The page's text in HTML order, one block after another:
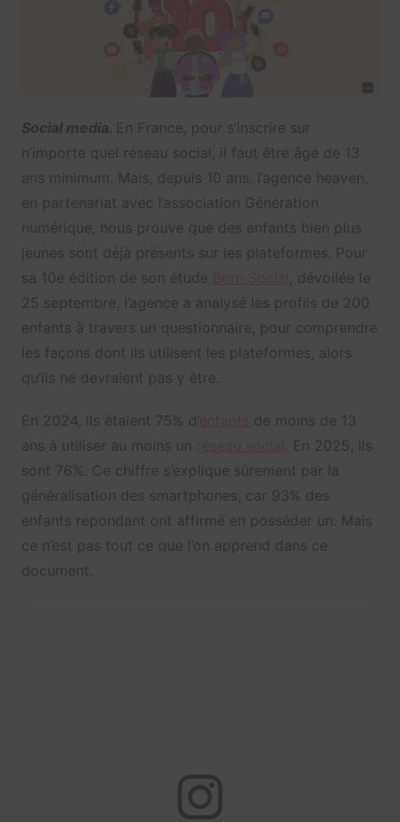
Social media. En France, pour s’inscrire sur
n’importe quel réseau social, il faut être âgé de 13
ans minimum. Mais, depuis 10 ans, l’agence heaven,
en partenariat avec l’association Génération
numérique, nous prouve que des enfants bien plus
jeunes sont déjà présents sur les plateformes. Pour
sa 10e édition de son étude
, dévoilée le
25 septembre, l’agence a analysé les profils de 200
enfants à travers un questionnaire, pour comprendre
les façons dont ils utilisent les plateformes, alors
qu’ils ne devraient pas y être.
En 2024, ils étaient 75% d’enfants de moins de 13
ans à utiliser au moins un
. En 2025, ils
sont 76%. Ce chiffre s’explique sûrement par la
généralisation des smartphones, car 93% des
enfants répondant ont affirmé en posséder un. Mais
ce n’est pas tout ce que l’on apprend dans ce
document.